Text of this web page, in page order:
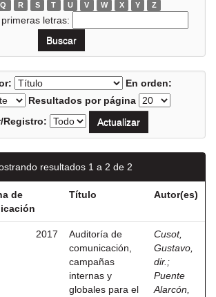
Q R S T U V W X Y Z
letras:
En orden:
Resultados por página
Registro:
resultados 1 a 2 de 2
de
Título Autor(es)
2017
Auditoría de
comunicación,
campañas
internas y
globales para el
Cusot,
Gustavo,
dir. ;
Puente
Alarcón,